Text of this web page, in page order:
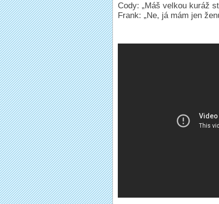
Cody: „Máš velkou kuráž
Frank: „Ne, já mám jen